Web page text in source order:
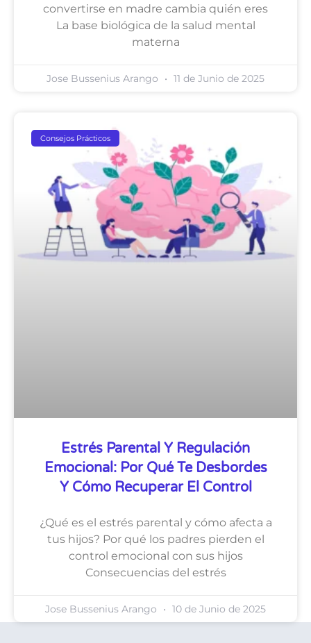
convertirse en madre cambia quién eres
La base biológica de la salud mental
materna
Jose Bussenius Arango 11 de Junio de 2025
Consejos Prácticos
Estrés Parental Y Regulación
Emocional: Por Qué Te Desbordes
Y Cómo Recuperar El Control
¿Qué es el estrés parental y cómo afecta a
tus hijos? Por qué los padres pierden el
control emocional con sus hijos
Consecuencias del estrés
Jose Bussenius Arango 10 de Junio de 2025